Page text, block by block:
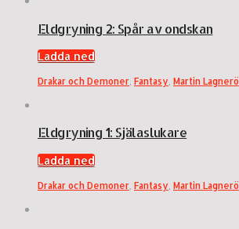
Eldgryning 2: Spår av ondskan
Ladda ned
Drakar och Demoner, Fantasy, Martin Lagnerö
Eldgryning 1: Själaslukare
Ladda ned
Drakar och Demoner Fantasy Martin Lagnerö